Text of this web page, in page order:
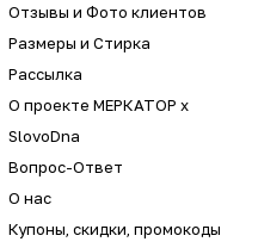
Отзывы и Фото клиентов
Размеры и Стирка
Рассылка
О проекте МЕРКАТОР x
SlovoDna
Вопрос-Ответ
О нас
Купоны, скидки, промокоды